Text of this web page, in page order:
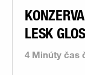
4 Minúty čas
LESK